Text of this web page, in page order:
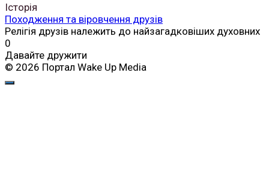
Історія
Походження та віровчення друзів
Релігія друзів належить до найзагадковіших духовних
0
Давайте дружити
© 2026 Портал Wake Up Media